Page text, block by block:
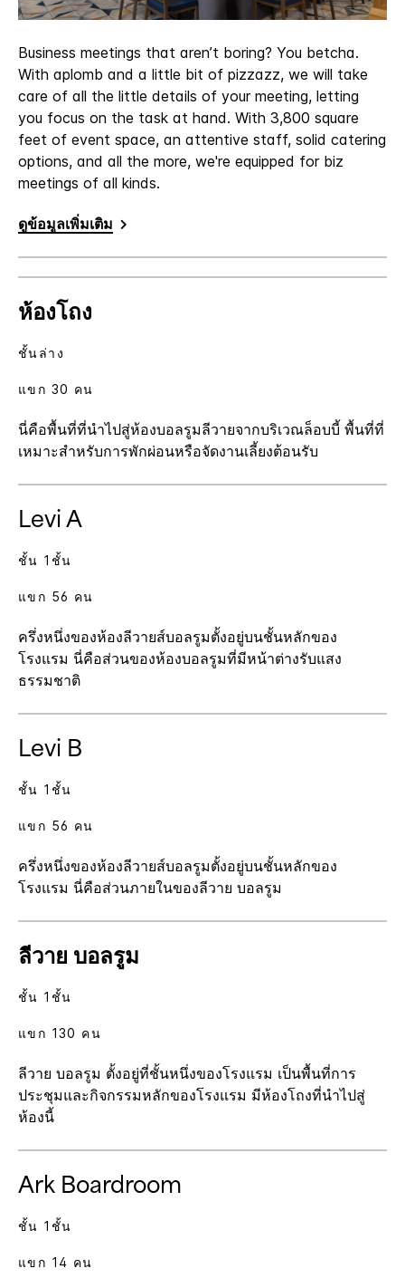
Business meetings that aren’t boring? You betcha.
With aplomb and a little bit of pizzazz, we will take
care of all the little details of your meeting, letting
you focus on the task at hand. With 3,800 square
feet of event space, an attentive staff, solid catering
options, and all the more, we're equipped for biz
meetings of all kinds.
ดูข้อมูลเพิ่มเติม
ห้องโถง
นี่คือพื้นที่ที่นำไปสู่ห้องบอลรูมลีวายจากบริเวณล็อบบี้ พื้นที่ที่
เหมาะสำหรับการพักผ่อนหรือจัดงานเลี้ยงต้อนรับ
ชั้นล่าง
แขก 30 คน
Levi A
ครึ่งหนึ่งของห้องลีวายส์บอลรูมตั้งอยู่บนชั้นหลักของ
โรงแรม นี่คือส่วนของห้องบอลรูมที่มีหน้าต่างรับแสง
ธรรมชาติ
ชั้น 1ชั้น
แขก 56 คน
Levi B
ครึ่งหนึ่งของห้องลีวายส์บอลรูมตั้งอยู่บนชั้นหลักของ
โรงแรม นี่คือส่วนภายในของลีวาย บอลรูม
ชั้น 1ชั้น
แขก 56 คน
ลีวาย บอลรูม
ลีวาย บอลรูม ตั้งอยู่ที่ชั้นหนึ่งของโรงแรม เป็นพื้นที่การ
ประชุมและกิจกรรมหลักของโรงแรม มีห้องโถงที่นำไปสู่
ห้องนี้
ชั้น 1ชั้น
แขก 130 คน
Ark Boardroom
ชั้น 1ชั้น
แขก 14 คน